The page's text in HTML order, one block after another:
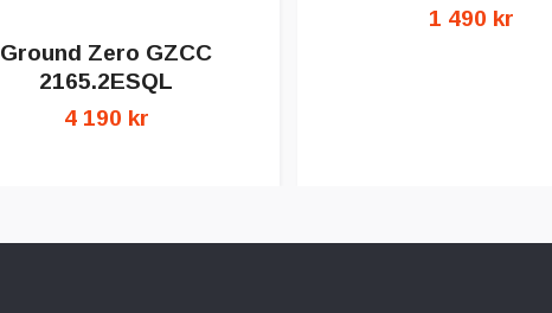
Ground Zero GZCC
2165.2ESQL
4 190 kr
1 490 kr